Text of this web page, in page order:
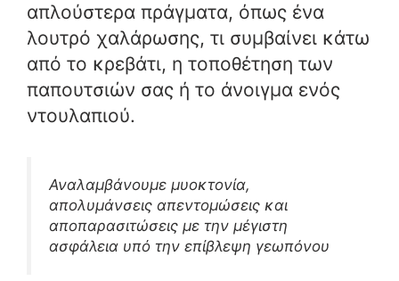
απλούστερα πράγματα, όπως ένα
λουτρό χαλάρωσης, τι συμβαίνει κάτω
από το κρεβάτι, η τοποθέτηση των
παπουτσιών σας ή το άνοιγμα ενός
ντουλαπιού.
Αναλαμβάνουμε μυοκτονία,
απολυμάνσεις απεντομώσεις και
αποπαρασιτώσεις με την μέγιστη
ασφάλεια υπό την επίβλεψη γεωπόνου